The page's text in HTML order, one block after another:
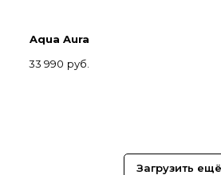
Aqua Aura
33 990 руб.
Загрузить ещё